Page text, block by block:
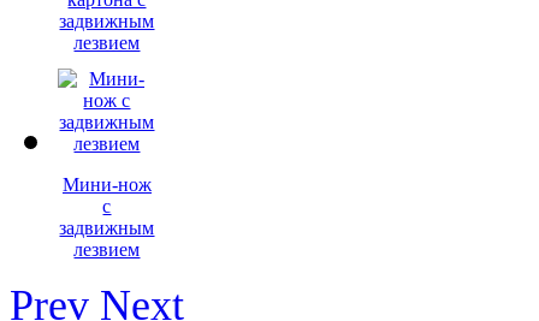
задвижным
лезвием
Мини-нож
с
задвижным
лезвием
Prev Next